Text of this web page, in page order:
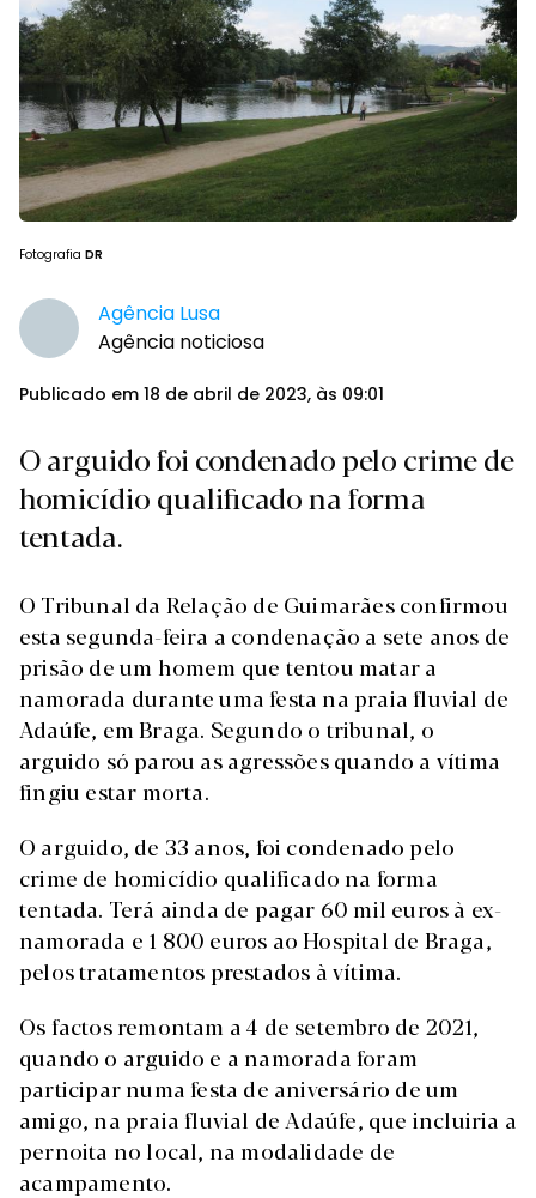
Fotografia DR
Agência Lusa
Agência noticiosa
Publicado em 18 de abril de 2023, às 09:01
O arguido foi condenado pelo crime de
homicídio qualificado na forma
tentada.
O Tribunal da Relação de Guimarães confirmou
esta segunda-feira a condenação a sete anos de
prisão de um homem que tentou matar a
namorada durante uma festa na praia fluvial de
Adaúfe, em Braga. Segundo o tribunal, o
arguido só parou as agressões quando a vítima
fingiu estar morta.
O arguido, de 33 anos, foi condenado pelo
crime de homicídio qualificado na forma
tentada. Terá ainda de pagar 60 mil euros à ex-
namorada e 1 800 euros ao Hospital de Braga,
pelos tratamentos prestados à vítima.
Os factos remontam a 4 de setembro de 2021,
quando o arguido e a namorada foram
participar numa festa de aniversário de um
amigo, na praia fluvial de Adaúfe, que incluiria a
pernoita no local, na modalidade de
acampamento.